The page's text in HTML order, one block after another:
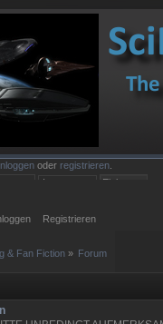
oder registrieren
Registrieren
& Fan Fiction» Forum